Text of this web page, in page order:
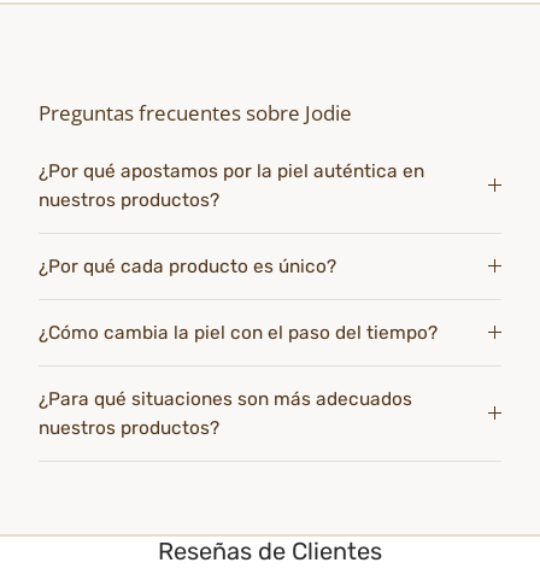
Preguntas frecuentes sobre Jodie
¿Por qué apostamos por la piel auténtica en
nuestros productos?
¿Por qué cada producto es único?
¿Cómo cambia la piel con el paso del tiempo?
¿Para qué situaciones son más adecuados
nuestros productos?
Reseñas de Clientes